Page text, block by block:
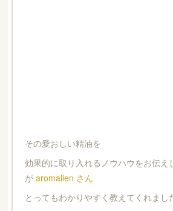
その愛おしい精油を
効果的に取り入れるノウハウをお伝え
が aromalien さん
とってもわかりやすく教えてくれまし